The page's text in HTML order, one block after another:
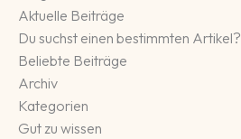
Aktuelle Beiträge
Du suchst einen bestimmten Artikel?
Beliebte Beiträge
Archiv
Kategorien
Gut zu wissen